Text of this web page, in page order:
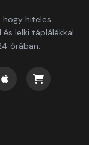
hogy hiteles
lelki táplálékkal
órában.